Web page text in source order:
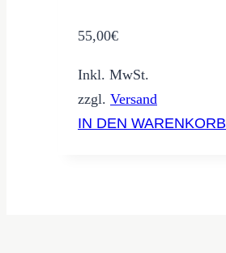
55,00€
Inkl. MwSt.
zzgl. Versand
IN DEN WARENKORB